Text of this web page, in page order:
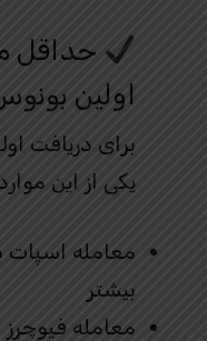
حداقل
اولین
برای دریافت
یکی از این
بیشتر